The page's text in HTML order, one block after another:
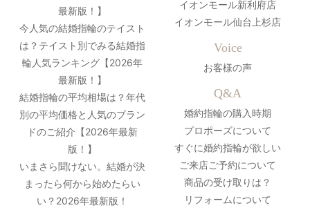
最新版！】
今人気の結婚指輪のテイスト
は？テイスト別でみる結婚指
輪人気ランキング【2026年
最新版！】
結婚指輪の平均相場は？年代
別の平均価格と人気のブラン
ドのご紹介【2026年最新
版！】
いまさら聞けない。結婚が決
まったら何から始めたらい
い？2026年最新版！
イオンモール新利府店
イオンモール仙台上杉店
Voice
お客様の声
Q&A
婚約指輪の購入時期
プロポーズについて
すぐに婚約指輪が欲しい
ご来店ご予約について
商品の受け取りは？
リフォームについて